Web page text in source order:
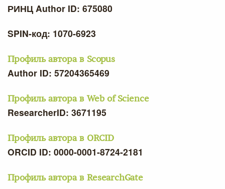
РИНЦ Author ID: 675080
SPIN-код: 1070-6923
Профиль автора в Scopus
Author ID: 57204365469
Профиль автора в Web of Science
ResearcherID: 3671195
Профиль автора в ORCID
ORCID ID: 0000-0001-8724-2181
Профиль автора в ResearchGate